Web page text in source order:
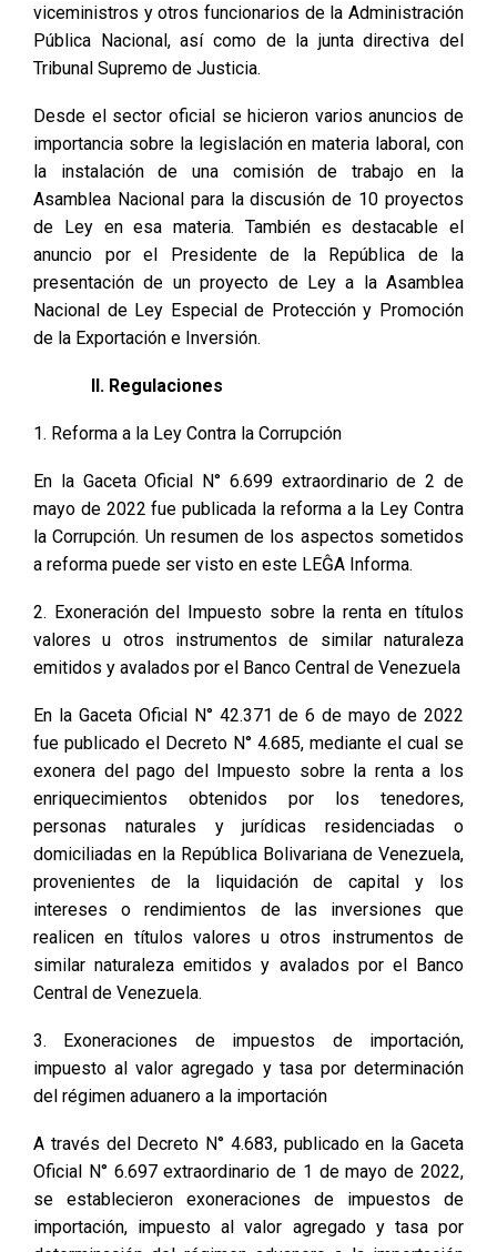
viceministros y otros funcionarios de la Administración
Pública Nacional, así como de la junta directiva del
Tribunal Supremo de Justicia.
Desde el sector oficial se hicieron varios anuncios de
importancia sobre la legislación en materia laboral, con
la instalación de una comisión de trabajo en la
Asamblea Nacional para la discusión de 10 proyectos
de Ley en esa materia. También es destacable el
anuncio por el Presidente de la República de la
presentación de un proyecto de Ley a la Asamblea
Nacional de Ley Especial de Protección y Promoción
de la Exportación e Inversión.
II. Regulaciones
1. Reforma a la Ley Contra la Corrupción
En la Gaceta Oficial N° 6.699 extraordinario de 2 de
mayo de 2022 fue publicada la reforma a la Ley Contra
la Corrupción. Un resumen de los aspectos sometidos
a reforma puede ser visto en este LEĜA Informa.
2. Exoneración del Impuesto sobre la renta en títulos
valores u otros instrumentos de similar naturaleza
emitidos y avalados por el Banco Central de Venezuela
En la Gaceta Oficial N° 42.371 de 6 de mayo de 2022
fue publicado el Decreto N° 4.685, mediante el cual se
exonera del pago del Impuesto sobre la renta a los
enriquecimientos obtenidos por los tenedores,
personas naturales y jurídicas residenciadas o
domiciliadas en la República Bolivariana de Venezuela,
provenientes de la liquidación de capital y los
intereses o rendimientos de las inversiones que
realicen en títulos valores u otros instrumentos de
similar naturaleza emitidos y avalados por el Banco
Central de Venezuela.
3. Exoneraciones de impuestos de importación,
impuesto al valor agregado y tasa por determinación
del régimen aduanero a la importación
A través del Decreto N° 4.683, publicado en la Gaceta
Oficial N° 6.697 extraordinario de 1 de mayo de 2022,
se establecieron exoneraciones de impuestos de
importación, impuesto al valor agregado y tasa por